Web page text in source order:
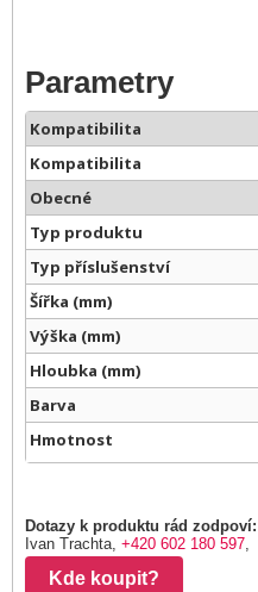
Parametry
Kompatibilita
Kompatibilita
Obecné
Typ produktu
Typ příslušenství
Šířka (mm)
Výška (mm)
Hloubka (mm)
Barva
Hmotnost
Dotazy k produktu rád zodpoví:
Ivan Trachta, +420 602 180 597,
Kde koupit?